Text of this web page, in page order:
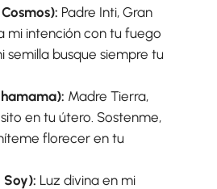
Padre Inti, Gran
mi intención con tu fuego
semilla busque siempre tu
Madre Tierra,
en tu útero. Sostenme,
florecer en tu
Soy): Luz divina en mi